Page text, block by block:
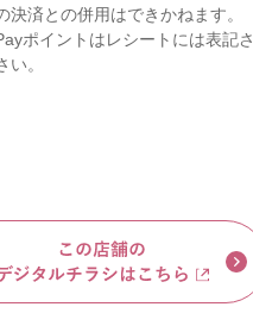
済との併用はできかねます。
ポイントはレシートには表記さ
。